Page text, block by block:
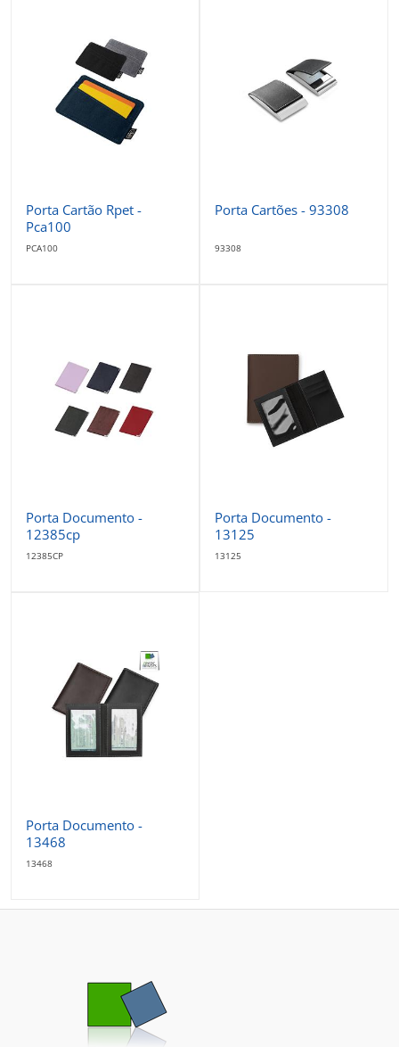
Porta Cartão Rpet -
Pca100
PCA100
Porta Cartões - 93308
93308
Porta Documento -
12385cp
12385CP
Porta Documento -
13125
13125
Porta Documento -
13468
13468